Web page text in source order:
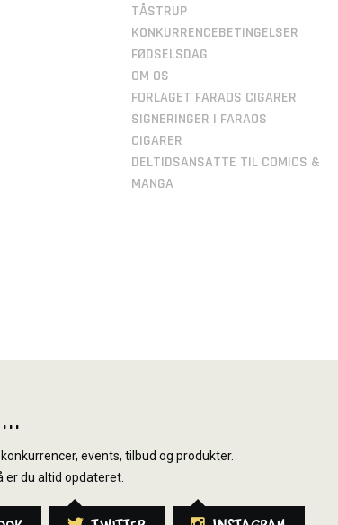
TÅSTRUP
KONKURRENCEBETINGELSER
FØDSELSDAG
OM OS
FORLAGET FARAOS CIGARER
SIGNERINGER I FARAOS
CIGARER
DELTIDSANSATTE TIL COMICS &
MANGA
events, tilbud og produkter.
er du altid opdateret.